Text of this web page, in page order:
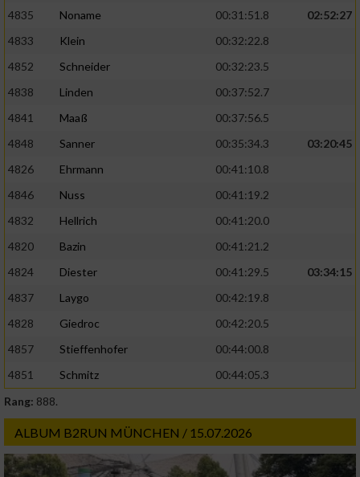
4835
Noname 00:31:51.8
02:52:27
4833
Klein
00:32:22.8
4852
Schneider
00:32:23.5
4838
Linden
00:37:52.7
4841
Maaß
00:37:56.5
4848
Sanner 00:35:34.3
03:20:45
4826
Ehrmann
00:41:10.8
4846
Nuss
00:41:19.2
4832
Hellrich
00:41:20.0
4820
Bazin
00:41:21.2
4824
Diester 00:41:29.5
03:34:15
4837
Laygo
00:42:19.8
4828
Giedroc
00:42:20.5
4857
Stieffenhofer
00:44:00.8
4851
Schmitz
00:44:05.3
Rang: 888.
ALBUM B2RUN MÜNCHEN / 15.07.2026